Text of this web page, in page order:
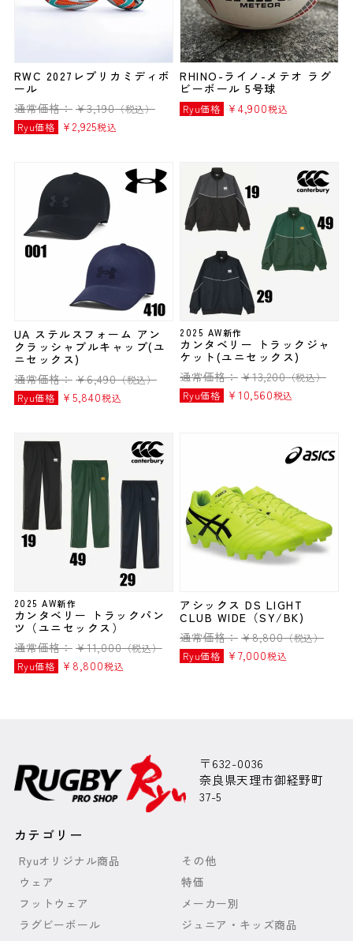
RWC 2027レプリカミディボ
ール
通常価格： ¥3,190（税込）
Ryu価格
¥ 2,925税込
RHINO-ライノ-メテオ ラグ
ビーボール 5号球
Ryu価格 ¥ 4,900税込
UA ステルスフォーム アン
クラッシャブルキャップ(ユ
ニセックス)
通常価格： ¥6,490（税込）
Ryu価格
¥ 5,840税込
2025 AW新作
カンタベリー トラックジャ
ケット(ユニセックス)
通常価格： ¥13,200（税込）
Ryu価格
¥ 10,560税込
2025 AW新作
カンタベリー トラックパン
ツ（ユニセックス）
通常価格： ¥11,000（税込）
Ryu価格
¥ 8,800税込
アシックス DS LIGHT
CLUB WIDE（SY/BK)
通常価格： ¥8,800（税込）
Ryu価格
¥ 7,000税込
〒632-0036
奈良県天理市御経野町
37-5
カテゴリー
Ryuオリジナル商品
ウェア
フットウェア
ラグビーボール
その他
特価
メーカー別
ジュニア・キッズ商品